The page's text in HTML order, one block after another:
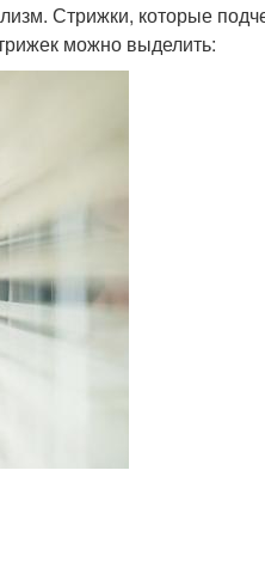
Стрижки, которые
можно выделить: